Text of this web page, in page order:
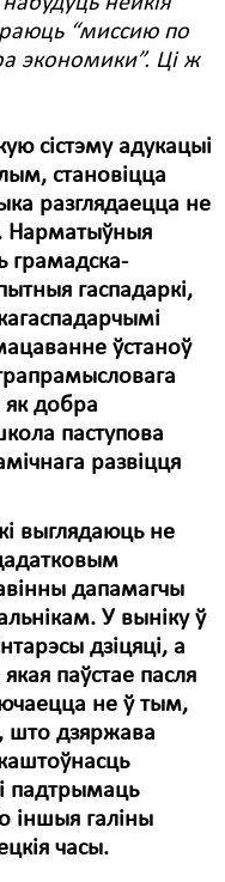
“миссию по
экономики”. Ці ж
сістэму адукацыі
становіцца
разглядаецца не
Нарматыўныя
грамадска-
гаспадаркі,
ўстаноў
як добра
паступова
развіцця
выглядаюць не
дапамагчы
У выніку ў
дзіцяці, а
паўстае пасля
не ў тым,
што дзяржава
падтрымаць
іншыя галіны
часы.